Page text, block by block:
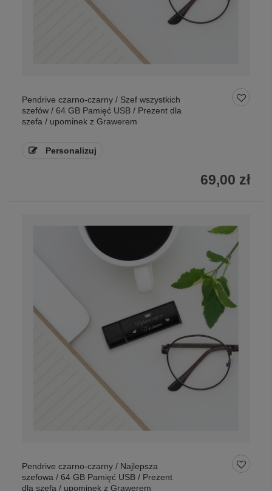
Pendrive czarno-czarny / Szef wszystkich
szefów / 64 GB Pamięć USB / Prezent dla
szefa / upominek z Grawerem
Personalizuj
69,00 zł
Pendrive czarno-czarny / Najlepsza
szefowa / 64 GB Pamięć USB / Prezent
dla szefa / upominek z Grawerem